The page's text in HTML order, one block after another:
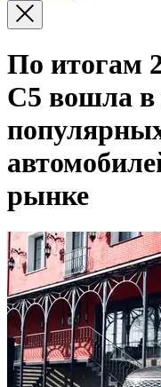
По итогам
C5 вошла
рынке